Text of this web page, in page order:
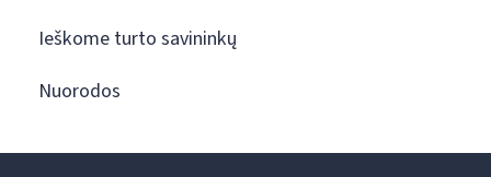
Ieškome turto savininkų
Nuorodos